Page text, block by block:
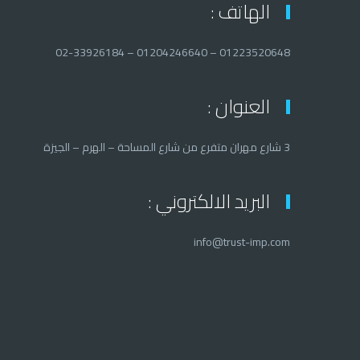
الهاتف :
01223520648 – 01204246640 – 02-33926184
العنوان :
3 شارع مهران متفرع من شارع المساحة – الهرم – الجيزة
البريد الالكتروني :
info@trust-imp.com